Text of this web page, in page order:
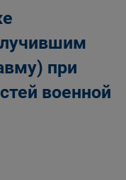
при
военной